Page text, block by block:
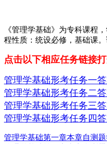
《管理学基础》为专科课程
程性质：统设必修，基础课
点击以下相应任务链接
管理学基础形考任务一
管理学基础形考任务二
管理学基础形考任务三
管理学基础形考任务四
管理学基础第一章本章自测